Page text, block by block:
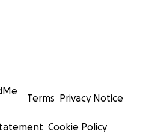
Terms Privacy Notice
Cookie Policy